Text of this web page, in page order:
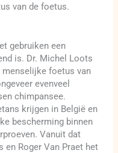
van de foetus.
gebruiken een
is. Dr. Michel Loots
menselijke foetus van
evenveel
chimpansee.
krijgen in België en
bescherming binnen
Vanuit dat
en Roger Van Praet het